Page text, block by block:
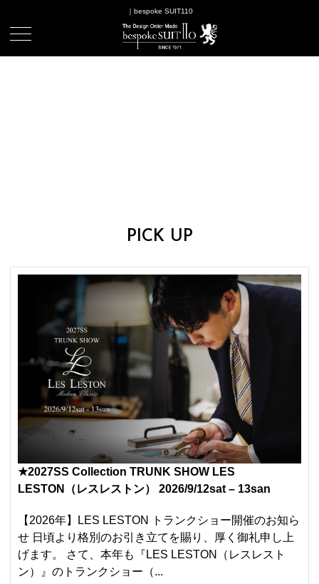
｜bespoke SUIT110
PICK UP
★2027SS Collection TRUNK SHOW LES
LESTON（レスレストン） 2026/9/12sat – 13san
【2026年】LES LESTON トランクショー開催のお知ら
せ 日頃より格別のお引き立てを賜り、厚く御礼申し上
げます。 さて、本年も『LES LESTON（レスレスト
ン）』のトランクショー（...